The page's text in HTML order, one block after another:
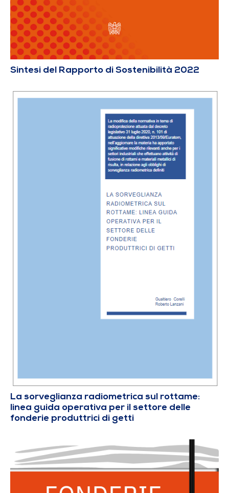
Sintesi del Rapporto di Sostenibilità 2022
La sorveglianza radiometrica sul rottame:
linea guida operativa per il settore delle
fonderie produttrici di getti